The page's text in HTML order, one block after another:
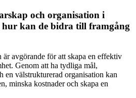
och organisation i
hur kan de bidra till framgång
är avgörande för att skapa en effektiv
Genom att ha tydliga mål,
en välstrukturerad organisation kan
minska kostnader och skapa en